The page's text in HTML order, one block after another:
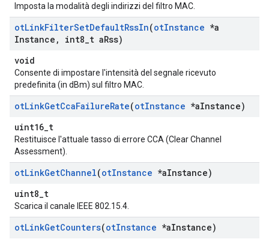
Imposta la modalità degli indirizzi del filtro MAC.
otLinkFilterSetDefaultRssIn(otInstance *a
Instance , int8 t aRss)
void
Consente di impostare l'intensità del segnale ricevuto
predefinita (in dBm) sul filtro MAC.
otLinkGetCcaFailureRate(otInstance *aInstance)
uint16_t
Restituisce l'attuale tasso di errore CCA (Clear Channel
Assessment).
otLinkGetChannel(otInstance *aInstance)
uint8_t
Scarica il canale IEEE 802.15.4.
otLinkGetCounters(otInstance *aInstance)